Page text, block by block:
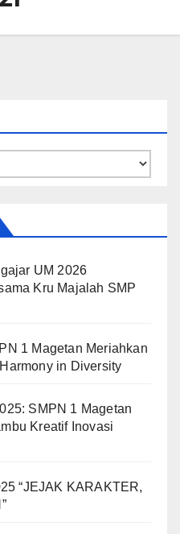
UM 2026
Kru Majalah SMP
1 Magetan Meriahkan
in Diversity
SMPN 1 Magetan
Kreatif Inovasi
“JEJAK KARAKTER,